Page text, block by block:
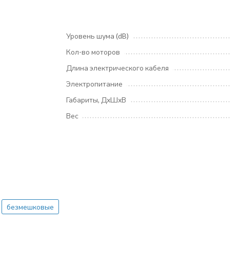
Уровень шума (dB)
Кол-во моторов
Длина электрического кабеля
Электропитание
Габариты, ДхШхВ
Вес
безмешковые